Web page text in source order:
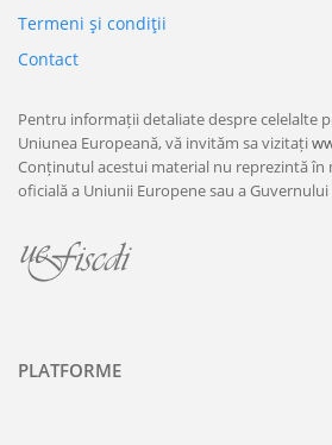
Termeni şi condiţii
Contact
Pentru informații detaliate despre celelalte
Uniunea Europeană, vă invităm sa vizitați
Conținutul acestui material nu reprezintă
oficială a Uniunii Europene sau a
PLATFORME